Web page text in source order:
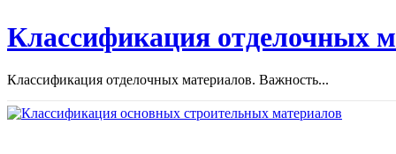
Классификация отделочных
Классификация отделочных материалов. Важность...